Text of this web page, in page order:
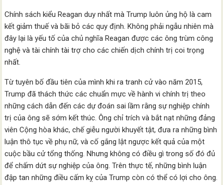
Chính sách kiểu Reagan duy nhất mà Trump luôn ủng hộ là cam
kết giảm thuế và bãi bỏ các quy định. Không phải ngẫu nhiên mà
đây lại là yếu tố của chủ nghĩa Reagan được các ông trùm công
nghệ và tài chính tài trợ cho các chiến dịch chính trị coi trọng
nhất.
Từ tuyên bố đầu tiên của mình khi ra tranh cử vào năm 2015,
Trump đã thách thức các chuẩn mực về hành vi chính trị theo
những cách dẫn đến các dự đoán sai lầm rằng sự nghiệp chính
trị của ông sẽ sớm kết thúc. Ông chỉ trích và bắt nạt những đảng
viên Cộng hòa khác, chế giễu người khuyết tật, đưa ra những bình
luận thô tục về phụ nữ, và cố gắng lật ngược kết quả của một
cuộc bầu cử tổng thống. Nhưng không có điều gì trong số đó đủ
để chấm dứt sự nghiệp của ông. Trên thực tế, những bình luận
đập tan những điều cấm kỵ của Trump còn có thể có lợi cho ông.